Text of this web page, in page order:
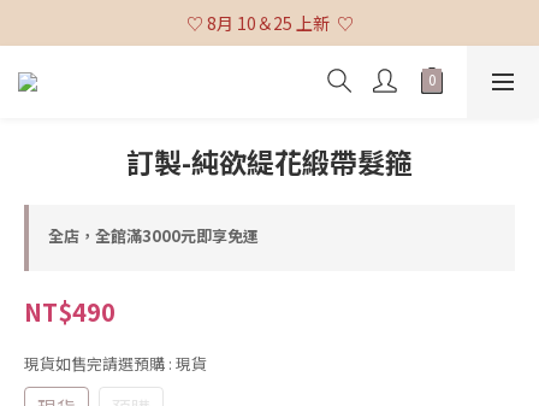
♡ 全館消費滿 $3,000 免運 (不含貨到付款及海外配送) ♡
♡ 8月 10＆25 上新  ♡
♡ 全館消費滿 $3,000 免運 (不含貨到付款及海外配送) ♡
訂製-純欲緹花緞帶髮箍
全店，全館滿3000元即享免運
NT$490
現貨如售完請選預購 : 現貨